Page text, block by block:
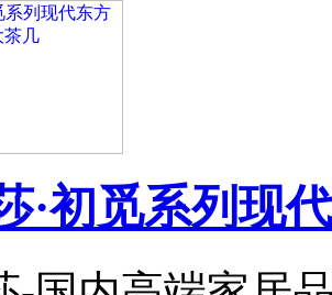
·初觅系列现